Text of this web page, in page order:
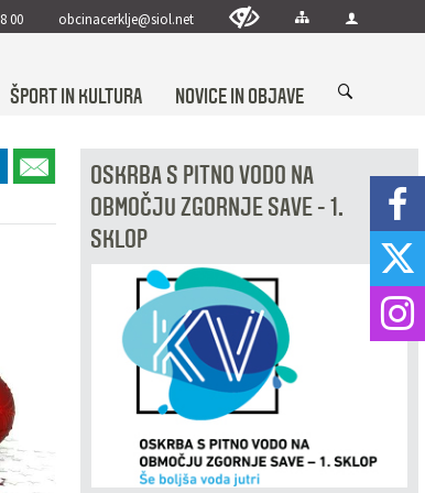
00 obcinacerklje@siol.net
ŠPORT IN KULTURA NOVICE IN OBJAVE
OSKRBA S PITNO VODO NA
OBMOČJU ZGORNJE SAVE - 1.
SKLOP